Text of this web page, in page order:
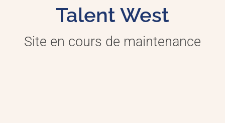
Talent West
Site en cours de maintenance